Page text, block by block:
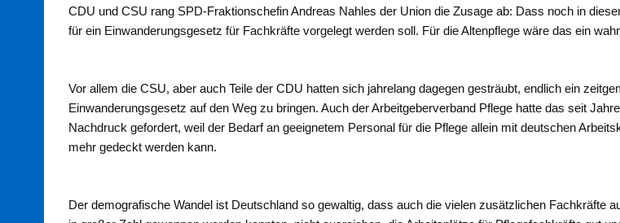
CDU und CSU rang SPD-Fraktionschefin Andreas Nahles der Union die Zusage ab: Dass noch in
für ein Einwanderungsgesetz für Fachkräfte vorgelegt werden soll. Für die Altenpflege wäre das ein
Vor allem die CSU, aber auch Teile der CDU hatten sich jahrelang dagegen gesträubt, endlich ein
Einwanderungsgesetz auf den Weg zu bringen. Auch der Arbeitgeberverband Pflege hatte das seit
Nachdruck gefordert, weil der Bedarf an geeignetem Personal für die Pflege allein mit deutschen
mehr gedeckt werden kann.
Der demografische Wandel ist Deutschland so gewaltig, dass auch die vielen zusätzlichen Fachkräfte